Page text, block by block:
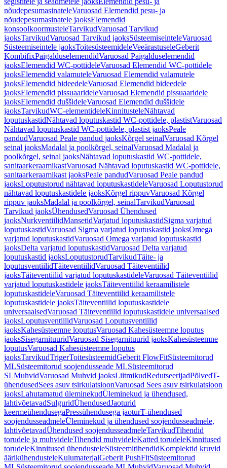
nõudepesumasinateleVaruosad Elemendid pesu- ja
nõudepesumasinatele jaoksElemendid
konsoolkoormusteleTarvikudVaruosad Tarvikud
jaoksTarvikudVaruosad Tarvikud jaoksSüsteemiseinteleVaruosad
Süsteemiseintele jaoksToitesüsteemideleVeeärastuseleGeberit
KombifixPaigalduselemendidVaruosad Paigalduselemendid
jaoksElemendid WC-pottideleVaruosad Elemendid WC-pottidele
jaoksElemendid valamuteleVaruosad Elemendid valamutele
jaoksElemendid bideedeleVaruosad Elemendid bideedele
jaoksElemendid pissuaarideleVaruosad Elemendid pissuaaridele
jaoksElemendid duššideleVaruosad Elemendid duššidele
jaoksTarvikudWC-elementideleKinnitusteleNähtavad
loputuskastidNähtavad loputuskastid WC-pottidele, plastistVaruosad
Nähtavad loputuskastid WC-pottidele, plastist jaoksPeale
pandudVaruosad Peale pandud jaoksKõrgel seinalVaruosad Kõrgel
seinal jaoksMadalal ja poolkõrgel, seinalVaruosad Madalal ja
poolkõrgel, seinal jaoksNähtavad loputuskastid WC-pottidele,
sanitaarkeraamikastVaruosad Nähtavad loputuskastid WC-pottidele,
sanitaarkeraamikast jaoksPeale pandudVaruosad Peale pandud
jaoksLoputustorud nähtavad loputuskastideleVaruosad Loputustorud
nähtavad loputuskastidele jaoksKõrgel rippuvVaruosad Kõrgel
rippuv jaoksMadalal ja poolkõrgel, seinalTarvikudVaruosad
Tarvikud jaoksÜhendusedVaruosad Ühendused
jaoksNurkventiilidMansetidVarjatud loputuskastidSigma varjatud
loputuskastidVaruosad Sigma varjatud loputuskastid jaoksOmega
varjatud loputuskastidVaruosad Omega varjatud loputuskastid
jaoksDelta varjatud loputuskastidVaruosad Delta varjatud
loputuskastid jaoksLoputustorudTarvikudTäite- ja
loputusventiilidTäiteventiilidVaruosad Täiteventiilid
jaoksTäiteventiilid varjatud loputuskastideleVaruosad Täiteventiilid
varjatud loputuskastidele jaoksTäiteventiilid keraamilistele
loputuskastideleVaruosad Täiteventiilid keraamilistele
loputuskastidele jaoksTäiteventiilid loputuskastidele
universaalsedVaruosad Täiteventiilid loputuskastidele universaalsed
jaoksLoputusventiilidVaruosad Loputusventiilid
jaoksKahesüsteemne loputusVaruosad Kahesüsteemne loputus
jaoksSisegarnituuridVaruosad Sisegarnituurid jaoksKahesüsteemne
loputusVaruosad Kahesüsteemne loputus
jaoksTarvikudTrigerToitesüsteemidGeberit FlowFitSüsteemitorud
MLSüsteemitorud soojendusseade MLSüsteemitorud
SLMuhvidVaruosad Muhvid jaoksLiitmikudRedutseerijadPõlvedT-
ühendusedSees asuv tsirkulatsioonVaruosad Sees asuv tsirkulatsioon
jaoksLahutamatud üleminekudÜleminekud ja ühendused,
lahtivõetavadSulguridÜhendusedJaoturid
keermeühendusegaPressühendusega jaoturT-ühendused
soojendusseadmeleÜleminekud ja ühendused soojendusseadmele,
lahtivõetavadÜhendused soojendusseadmeleTarvikudTihendid
torudele ja muhvideleTihendid muhvideleKatted torudeleKinnitused
torudeleKinnitused ühendusteleSüsteemitihendidKomplektid kruvid
äärikühendusteleKulumaterjalGeberit PushFitSüsteemitorud